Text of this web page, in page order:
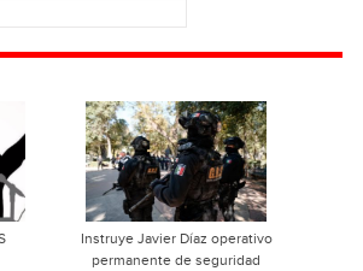
Instruye Javier Díaz operativo
permanente de seguridad